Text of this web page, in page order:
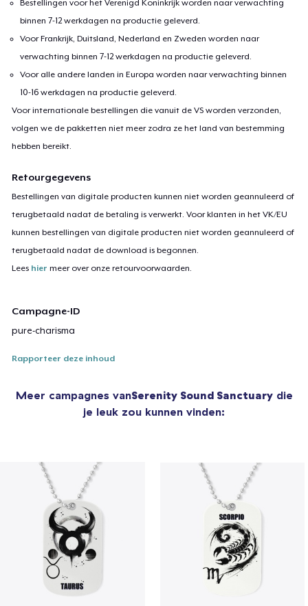
It’s in the sway, it’s in the gaze,
That quiet thunder wrapped in grace.
No need for crowns, no need to prove —
I speak in rhythm, and the crowd moves.
I’m the magnet in the room,
Pullin’ hearts with silent bloom.
Just me, baby — in full costume.
Call it charm, call it flame,
But I don’t play nobody’s game.
I just breathe, I just be —
And the world leans in to see.
Bestellingen voor het Verenigd Koninkrijk worden naar verwachting
binnen 7-12 werkdagen na productie geleverd.
Voor Frankrijk, Duitsland, Nederland en Zweden worden naar
verwachting binnen 7-12 werkdagen na productie geleverd.
Voor alle andere landen in Europa worden naar verwachting binnen
10-16 werkdagen na productie geleverd.
Voor internationale bestellingen die vanuit de VS worden verzonden,
volgen we de pakketten niet meer zodra ze het land van bestemming
hebben bereikt.
Retourgegevens
Bestellingen van digitale producten kunnen niet worden geannuleerd of
terugbetaald nadat de betaling is verwerkt. Voor klanten in het VK/EU
kunnen bestellingen van digitale producten niet worden geannuleerd of
terugbetaald nadat de download is begonnen.
Lees hier meer over onze retourvoorwaarden.
Campagne-ID
pure-charisma
Rapporteer deze inhoud
Meer campagnes vanSerenity Sound Sanctuarydie
je leuk zou kunnen vinden: